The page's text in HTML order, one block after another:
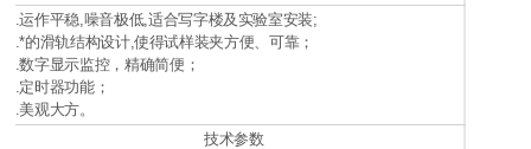
1.运作平稳,噪音极低,适合写字楼及实验室安装;
2.*的滑轨结构设计,使得试样装夹方便、可靠；
3.数字显示监控，精确简便；
4.定时器功能；
5.美观大方。
技术参数